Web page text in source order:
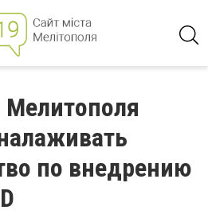
Мелитополя
по внедрению